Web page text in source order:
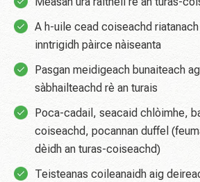
A h-uile cead coiseachd
inntrigidh pàirce nàiseanta
Pasgan meidigeach bunaiteach
sàbhailteachd rè an turais
Poca-cadail, seacaid chlòimhe,
coiseachd, pocannan duffel
dèidh an turas-coiseachd)
Teisteanas coileanaidh aig